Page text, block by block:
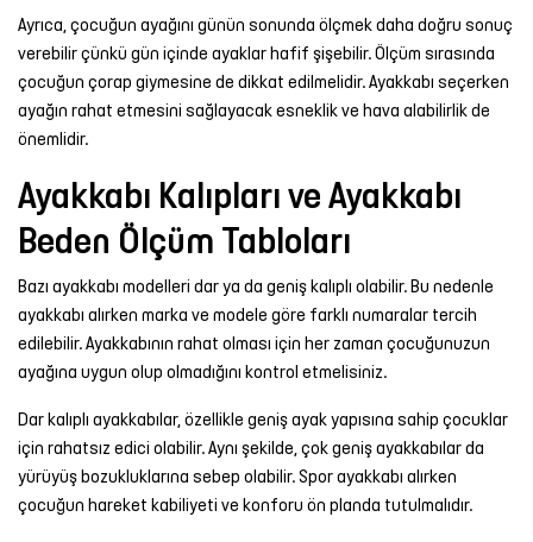
Ayrıca, çocuğun ayağını günün sonunda ölçmek daha doğru sonuç
verebilir çünkü gün içinde ayaklar hafif şişebilir. Ölçüm sırasında
çocuğun çorap giymesine de dikkat edilmelidir. Ayakkabı seçerken
ayağın rahat etmesini sağlayacak esneklik ve hava alabilirlik de
önemlidir.
Ayakkabı Kalıpları ve Ayakkabı
Beden Ölçüm Tabloları
Bazı ayakkabı modelleri dar ya da geniş kalıplı olabilir. Bu nedenle
ayakkabı alırken marka ve modele göre farklı numaralar tercih
edilebilir. Ayakkabının rahat olması için her zaman çocuğunuzun
ayağına uygun olup olmadığını kontrol etmelisiniz.
Dar kalıplı ayakkabılar, özellikle geniş ayak yapısına sahip çocuklar
için rahatsız edici olabilir. Aynı şekilde, çok geniş ayakkabılar da
yürüyüş bozukluklarına sebep olabilir. Spor ayakkabı alırken
çocuğun hareket kabiliyeti ve konforu ön planda tutulmalıdır.